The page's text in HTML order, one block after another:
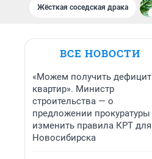
Жёсткая соседская драка
ВСЕ НОВОСТИ
«Можем получить дефицит
квартир». Министр
строительства — о
предложении прокуратуры
изменить правила КРТ для
Новосибирска